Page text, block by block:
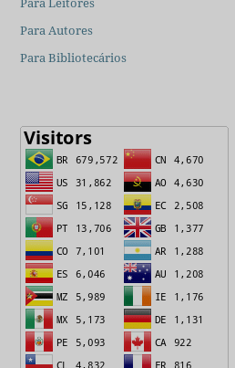
Para Autores
Para Bibliotecários